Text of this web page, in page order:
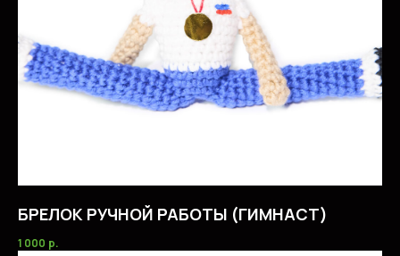
БРЕЛОК РУЧНОЙ РАБОТЫ (ГИМНАСТ)
1 000 р.
ОКАЗЫВАЕМ УСЛУГИ
ДЛЯ СПОРТСМЕНОВ